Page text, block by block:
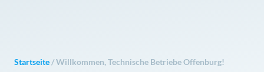
Startseite /Willkommen, Technische Betriebe Offenburg!